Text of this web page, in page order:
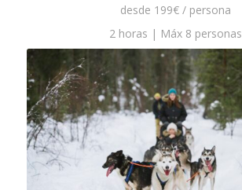
desde 199€ / persona
2 horas | Máx 8 personas